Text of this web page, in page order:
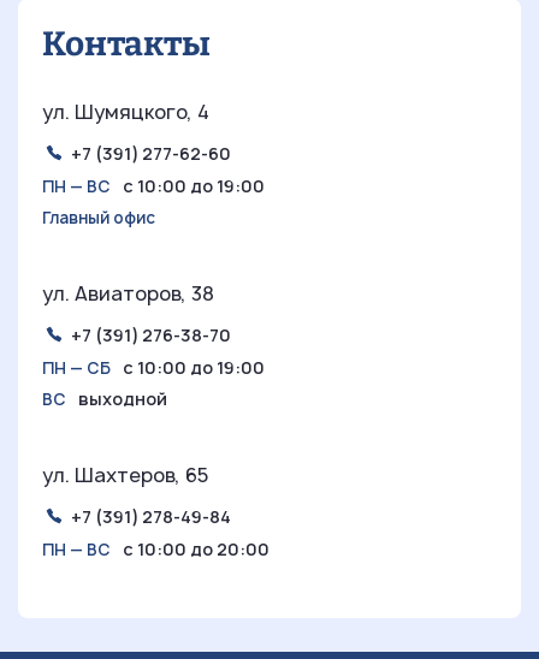
Контакты
ул. Шумяцкого, 4
+7 (391) 277-62-60
ПН — ВС с 10:00 до 19:00
Главный офис
ул. Авиаторов, 38
+7 (391) 276-38-70
ПН — СБ с 10:00 до 19:00
ВС выходной
ул. Шахтеров, 65
+7 (391) 278-49-84
ПН — ВС с 10:00 до 20:00